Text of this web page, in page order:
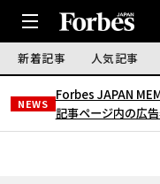
新着記事 人気記事
NEWS
Forbes JAPAN
記事ページ内の広